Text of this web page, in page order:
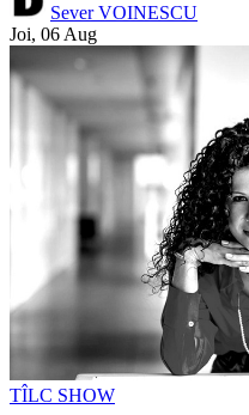
Sever VOINESCU
Joi, 06 Aug
TÎLC SHOW